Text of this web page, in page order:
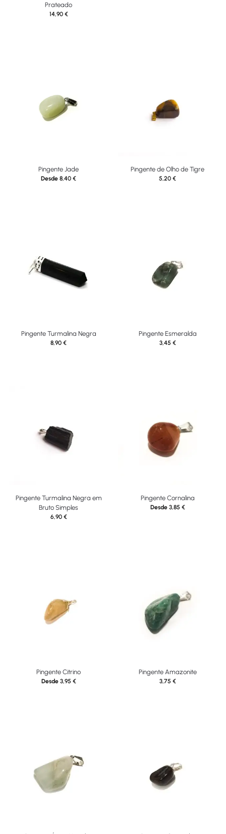
Prateado
14,90 €
Pingente Jade
Desde 8,40 €
Pingente de Olho de Tigre
5,20 €
Pingente Turmalina Negra
8,90 €
Pingente Esmeralda
3,45 €
Pingente Turmalina Negra em
Bruto Simples
6,90 €
Pingente Cornalina
Desde 3,85 €
Pingente Citrino
Desde 3,95 €
Pingente Amazonite
3,75 €